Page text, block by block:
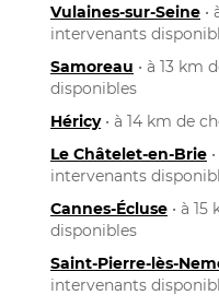
Vulaines-sur-Seine •
intervenants
Samoreau • à 13 km
disponibles
Héricy• à 14 km de
Le Châtelet-en-Brie
intervenants
Cannes-Écluse • à
disponibles
Saint-Pierre-lès-
intervenants